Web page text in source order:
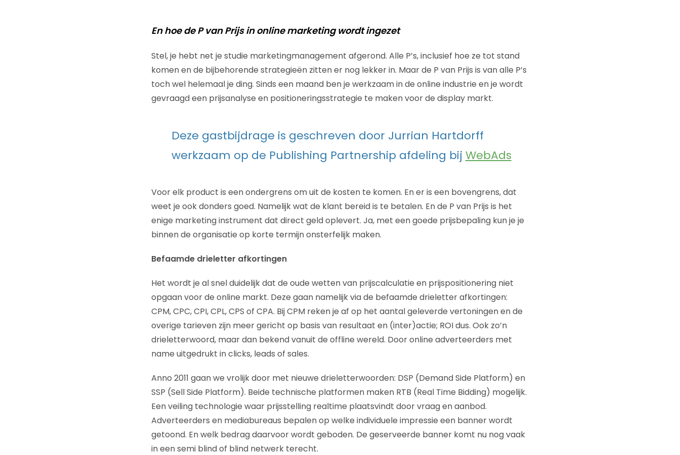
En hoe de P van Prijs in online marketing wordt ingezet
Stel, je hebt net je studie marketingmanagement afgerond. Alle P’s, inclusief hoe ze tot stand
komen en de bijbehorende strategieën zitten er nog lekker in. Maar de P van Prijs is van alle P’s
toch wel helemaal je ding. Sinds een maand ben je werkzaam in de online industrie en je wordt
gevraagd een prijsanalyse en positioneringsstrategie te maken voor de display markt.
Deze gastbijdrage is geschreven door Jurrian Hartdorff
werkzaam op de Publishing Partnership afdeling bij WebAds
Voor elk product is een ondergrens om uit de kosten te komen. En er is een bovengrens, dat
weet je ook donders goed. Namelijk wat de klant bereid is te betalen. En de P van Prijs is het
enige marketing instrument dat direct geld oplevert. Ja, met een goede prijsbepaling kun je je
binnen de organisatie op korte termijn onsterfelijk maken.
Befaamde drieletter afkortingen
Het wordt je al snel duidelijk dat de oude wetten van prijscalculatie en prijspositionering niet
opgaan voor de online markt. Deze gaan namelijk via de befaamde drieletter afkortingen:
CPM, CPC, CPI, CPL, CPS of CPA. Bij CPM reken je af op het aantal geleverde vertoningen en de
overige tarieven zijn meer gericht op basis van resultaat en (inter)actie; ROI dus. Ook zo’n
drieletterwoord, maar dan bekend vanuit de offline wereld. Door online adverteerders met
name uitgedrukt in clicks, leads of sales.
Anno 2011 gaan we vrolijk door met nieuwe drieletterwoorden: DSP (Demand Side Platform) en
SSP (Sell Side Platform). Beide technische platformen maken RTB (Real Time Bidding) mogelijk.
Een veiling technologie waar prijsstelling realtime plaatsvindt door vraag en aanbod.
Adverteerders en mediabureaus bepalen op welke individuele impressie een banner wordt
getoond. En welk bedrag daarvoor wordt geboden. De geserveerde banner komt nu nog vaak
in een semi blind of blind netwerk terecht.